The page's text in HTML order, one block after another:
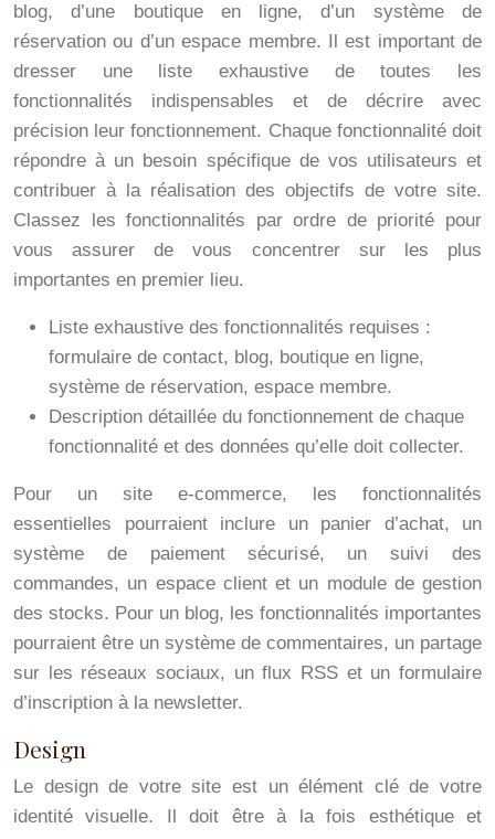
blog, d’une boutique en ligne, d’un système de
réservation ou d’un espace membre. Il est important de
dresser une liste exhaustive de toutes les
fonctionnalités indispensables et de décrire avec
précision leur fonctionnement. Chaque fonctionnalité doit
répondre à un besoin spécifique de vos utilisateurs et
contribuer à la réalisation des objectifs de votre site.
Classez les fonctionnalités par ordre de priorité pour
vous assurer de vous concentrer sur les plus
importantes en premier lieu.
Liste exhaustive des fonctionnalités requises :
formulaire de contact, blog, boutique en ligne,
système de réservation, espace membre.
Description détaillée du fonctionnement de chaque
fonctionnalité et des données qu’elle doit collecter.
Pour un site e-commerce, les fonctionnalités
essentielles pourraient inclure un panier d’achat, un
système de paiement sécurisé, un suivi des
commandes, un espace client et un module de gestion
des stocks. Pour un blog, les fonctionnalités importantes
pourraient être un système de commentaires, un partage
sur les réseaux sociaux, un flux RSS et un formulaire
d’inscription à la newsletter.
Design
Le design de votre site est un élément clé de votre
identité visuelle. Il doit être à la fois esthétique et